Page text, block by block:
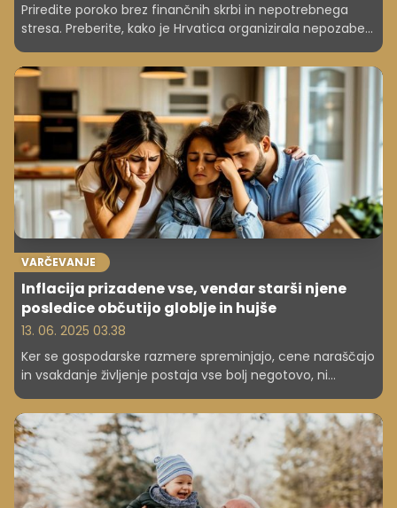
Priredite poroko brez finančnih skrbi in nepotrebnega
stresa. Preberite, kako je Hrvatica organizirala nepozaben
dan za manj kot 6000 evrov.
VARČEVANJE
Inflacija prizadene vse, vendar starši njene
posledice občutijo globlje in hujše
13. 06. 2025 03.38
Ker se gospodarske razmere spreminjajo, cene naraščajo
in vsakdanje življenje postaja vse bolj negotovo, ni
presenetljivo, da so številne družine zaskrbljene zaradi
svojih financ. Toda nove raziskave kažejo, da inflacija ne
vpliva na vse enako. Starši, zlasti matere in primarni
skrbniki, njene posledice občutijo veliko močneje, ne le
na denarnici, ampak tudi na duševnem zdravju.